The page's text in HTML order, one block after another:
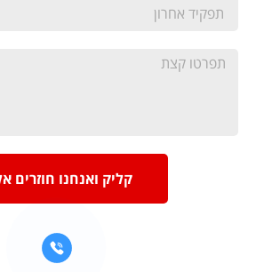
קליק ואנחנו חוזרים